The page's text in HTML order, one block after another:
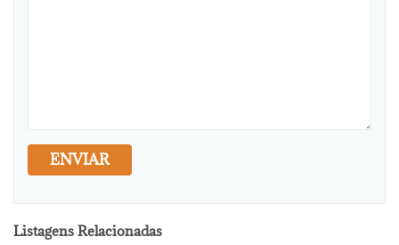
ENVIAR
Listagens Relacionadas